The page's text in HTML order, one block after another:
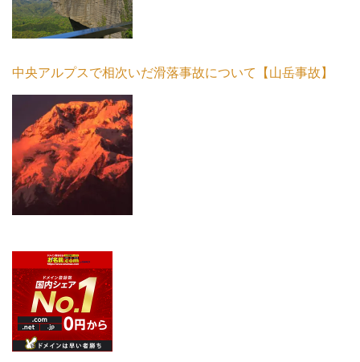
中央アルプスで相次いだ滑落事故について【山岳事故】